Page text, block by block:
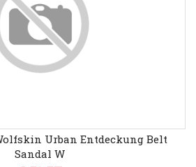
Urban Entdeckung Belt
Sandal W